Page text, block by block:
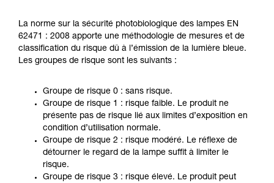
La norme sur la sécurité photobiologique des lampes EN
62471 : 2008 apporte une méthodologie de mesures et de
classification du risque dû à l’émission de la lumière bleue.
Les groupes de risque sont les suivants :
Groupe de risque 0 : sans risque.
Groupe de risque 1 : risque faible. Le produit ne
présente pas de risque lié aux limites d’exposition en
condition d’utilisation normale.
Groupe de risque 2 : risque modéré. Le réflexe de
détourner le regard de la lampe suffit à limiter le
risque.
Groupe de risque 3 : risque élevé. Le produit peut